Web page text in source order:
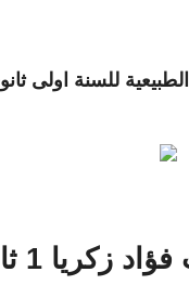
للسنة اولى
1 ثانوي